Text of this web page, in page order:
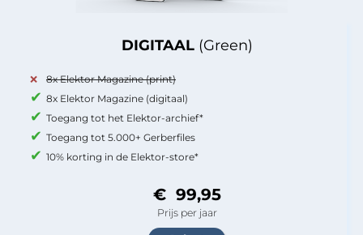
DIGITAAL (Green)
8x Elektor Magazine (print)
8x Elektor Magazine (digitaal)
Toegang tot het Elektor-archief*
Toegang tot 5.000+ Gerberfiles
10% korting in de Elektor-store*
€ 99,95
Prijs per jaar